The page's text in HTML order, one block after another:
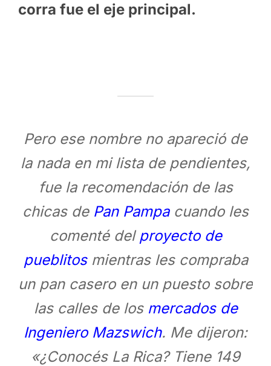
corra fue el eje principal.
Pero ese nombre no apareció de
la nada en mi lista de pendientes,
fue la recomendación de las
chicas de Pan Pampacuando les
comenté delproyecto de
pueblitosmientras les compraba
un pan casero en un puesto sobre
las calles de los mercados de
Ingeniero Mazswich. Me dijeron:
«¿Conocés La Rica? Tiene 149